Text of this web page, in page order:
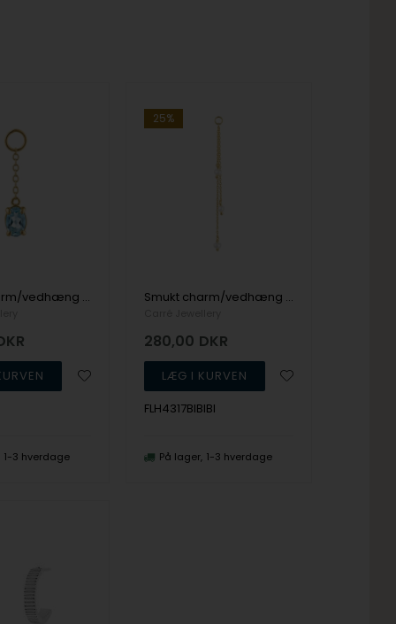
Smukt charm/vedhæng med oval aquablå topas og smart kæde. Kan bruges både til ørering og halskæde. Måler 20 x 4 mm. Pris er pr. stk fra Carré
1-3 hverdage
25%
Smukt charm/vedhæng med tre kæder med lille ferskvandsperle for enden af hver. Kan bruges både til ørering og halskæde. Længde 60 mm. Prisen er pr. stk. fra Carré
280,00 DKR
FLH4317BIBIBI
På lager 1-3 hverdage